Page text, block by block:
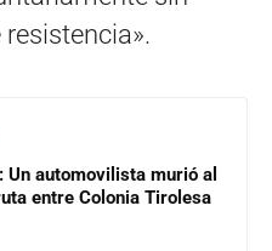
automovilista murió al
entre Colonia Tirolesa